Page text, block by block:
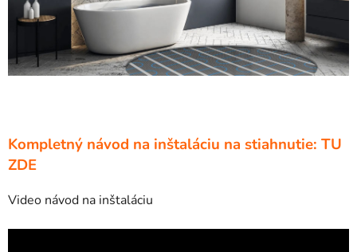
Kompletný návod na inštaláciu na stiahnutie: TU
ZDE
Video návod na inštaláciu